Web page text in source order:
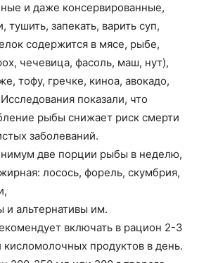
и даже консервированные,
запекать, варить суп,
содержится в мясе, рыбе,
чечевица, фасоль, маш, нут),
тофу, гречке, киноа, авокадо,
показали, что
рыбы снижает риск смерти
заболеваний.
две порции рыбы в неделю,
лосось, форель, скумбрия,
альтернативы им.
включать в рацион 2-3
продуктов в день.